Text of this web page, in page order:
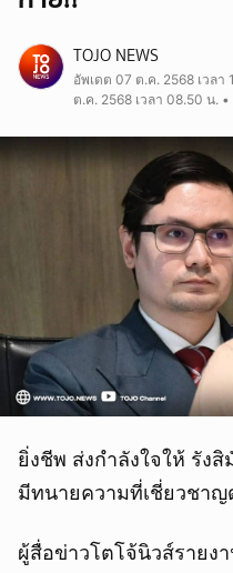
TOJO NEWS
อัพเดต 07 ต.ค. 2568 เวลา
ต.ค. 2568 เวลา 08.50 น. •
ยิ่งชีพ ส่งกำลังใจให้ รัง
มีทนายความที่เชี่ยวชา
ผู้สื่อข่าวโตโจ้นิวส์รายง